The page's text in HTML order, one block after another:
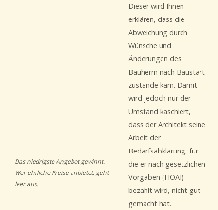
Das niedrigste Angebot gewinnt.
Wer ehrliche Preise anbietet, geht
leer aus.
Dieser wird Ihnen
erklären, dass die
Abweichung durch
Wünsche und
Änderungen des
Bauherrn nach Baustart
zustande kam. Damit
wird jedoch nur der
Umstand kaschiert,
dass der Architekt seine
Arbeit der
Bedarfsabklärung, für
die er nach gesetzlichen
Vorgaben (HOAI)
bezahlt wird, nicht gut
gemacht hat.